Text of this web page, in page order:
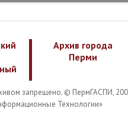
Архив города
Перми
запрещено. © ПермГАСПИ,
Технологии»